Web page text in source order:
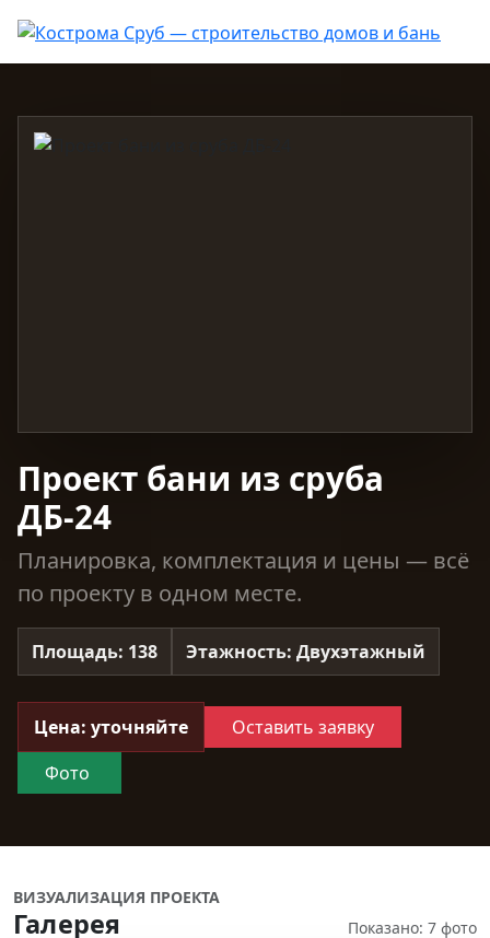
Проект бани из сруба
ДБ-24
Планировка, комплектация и цены — всё
по проекту в одном месте.
Площадь: 138 Этажность: Двухэтажный
Цена: уточняйте
Оставить заявку
Фото
ВИЗУАЛИЗАЦИЯ ПРОЕКТА
Галерея Показано: 7 фото